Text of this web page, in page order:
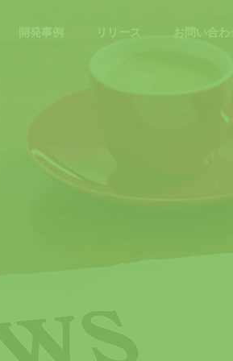
開発事例 リリース お問い合わ